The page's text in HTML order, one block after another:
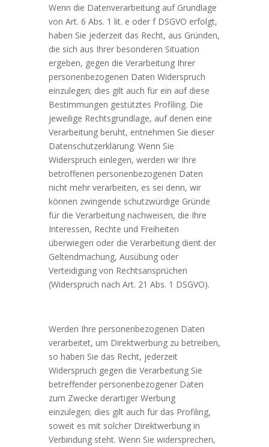
Wenn die Datenverarbeitung auf Grundlage
von Art. 6 Abs. 1 lit. e oder f DSGVO erfolgt,
haben Sie jederzeit das Recht, aus Gründen,
die sich aus Ihrer besonderen Situation
ergeben, gegen die Verarbeitung Ihrer
personenbezogenen Daten Widerspruch
einzulegen; dies gilt auch für ein auf diese
Bestimmungen gestütztes Profiling. Die
jeweilige Rechtsgrundlage, auf denen eine
Verarbeitung beruht, entnehmen Sie dieser
Datenschutzerklärung. Wenn Sie
Widerspruch einlegen, werden wir Ihre
betroffenen personenbezogenen Daten
nicht mehr verarbeiten, es sei denn, wir
können zwingende schutzwürdige Gründe
für die Verarbeitung nachweisen, die Ihre
Interessen, Rechte und Freiheiten
überwiegen oder die Verarbeitung dient der
Geltendmachung, Ausübung oder
Verteidigung von Rechtsansprüchen
(Widerspruch nach Art. 21 Abs. 1 DSGVO).
Werden Ihre personenbezogenen Daten
verarbeitet, um Direktwerbung zu betreiben,
so haben Sie das Recht, jederzeit
Widerspruch gegen die Verarbeitung Sie
betreffender personenbezogener Daten
zum Zwecke derartiger Werbung
einzulegen; dies gilt auch für das Profiling,
soweit es mit solcher Direktwerbung in
Verbindung steht. Wenn Sie widersprechen,